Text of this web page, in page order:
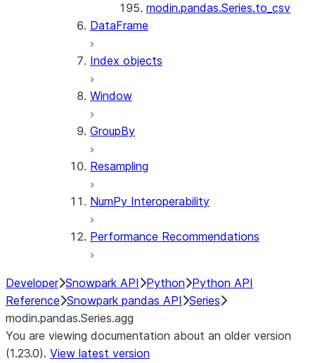
modin.pandas.Series.to_csv
DataFrame
Index objects
Window
GroupBy
Resampling
NumPy Interoperability
Performance Recommendations
Developer Snowpark API Python Python API
Reference Snowpark pandas API Series
modin.pandas.Series.agg
You are viewing documentation about an older version
(1.23.0). View latest version